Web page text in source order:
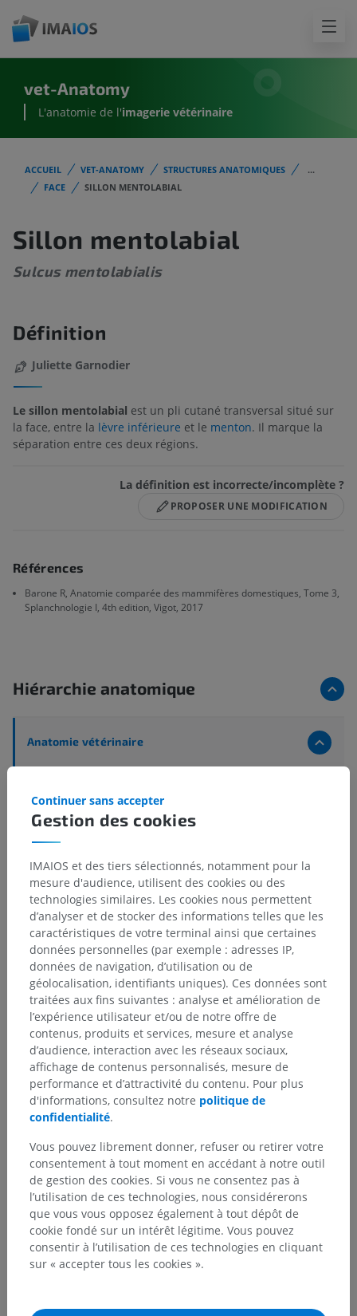
vet-Anatomy
L'anatomie de l'imagerie vétérinaire
ACCUEIL VET-ANATOMY STRUCTURES ANATOMIQUES
...
FACE
SILLON MENTOLABIAL
Sillon mentolabial
Sulcus mentolabialis
Définition
Juliette Garnodier
Le sillon mentolabial est un pli cutané transversal situé sur
la face, entre la lèvre inférieure et le menton. Il marque la
séparation entre ces deux régions.
La définition est incorrecte/incomplète ?
PROPOSER UNE MODIFICATION
Références
Barone R, Anatomie comparée des mammifères domestiques, Tome 3,
Splanchnologie I, 4th edition, Vigot, 2017
Hiérarchie anatomique
Anatomie vétérinaire
Parties du corps> Tête> Face> Sillon mentolabial
Structures sous-jacentes :
sous-jacente
Anatomie comparée chez l’homme
Traductions
Vous avez vu une erreur ?
N’hésitez pas à nous suggérer une correction, une
traduction, une amélioration de contenu.
TÉLÉCHARGEZ L'APPLI
Gestion des cookies
Continuer sans accepter
IMAIOS et des tiers sélectionnés, notamment pour la
mesure d'audience, utilisent des cookies ou des
technologies similaires. Les cookies nous permettent
d’analyser et de stocker des informations telles que les
caractéristiques de votre terminal ainsi que certaines
données personnelles (par exemple : adresses IP,
données de navigation, d’utilisation ou de
géolocalisation, identifiants uniques). Ces données sont
traitées aux fins suivantes : analyse et amélioration de
l’expérience utilisateur et/ou de notre offre de
contenus, produits et services, mesure et analyse
d’audience, interaction avec les réseaux sociaux,
affichage de contenus personnalisés, mesure de
performance et d’attractivité du contenu. Pour plus
d'informations, consultez notre politique de
confidentialité.
Vous pouvez librement donner, refuser ou retirer votre
consentement à tout moment en accédant à notre outil
de gestion des cookies. Si vous ne consentez pas à
l’utilisation de ces technologies, nous considérerons
que vous vous opposez également à tout dépôt de
cookie fondé sur un intérêt légitime. Vous pouvez
consentir à l’utilisation de ces technologies en cliquant
sur « accepter tous les cookies ».